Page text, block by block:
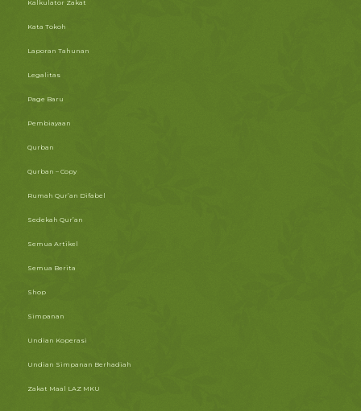
Kalkulator Zakat
Kata Tokoh
Laporan Tahunan
Legalitas
Page Baru
Pembiayaan
Qurban
Qurban – Copy
Rumah Qur’an Difabel
Sedekah Qur’an
Semua Artikel
Semua Berita
Shop
Simpanan
Undian Koperasi
Undian Simpanan Berhadiah
Zakat Maal LAZ MKU